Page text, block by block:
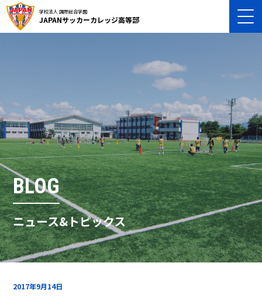
学校法人 国際総合学園
JAPANサッカーカレッジ高等部
BLOG
ニュース&トピックス
2017年9月14日